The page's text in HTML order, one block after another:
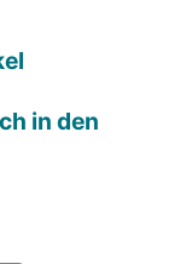
in den